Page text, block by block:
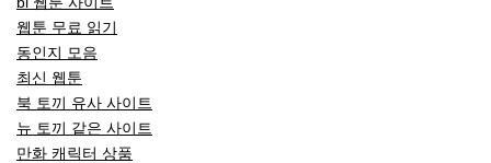
웹툰 무료 읽기
동인지 모음
최신 웹툰
북 토끼 유사 사이트
뉴 토끼 같은 사이트
만화 캐릭터 상품